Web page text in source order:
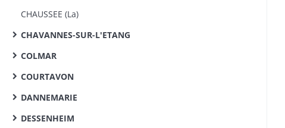
CHAUSSEE (La)
CHAVANNES-SUR-L'ETANG
COLMAR
COURTAVON
DANNEMARIE
DESSENHEIM